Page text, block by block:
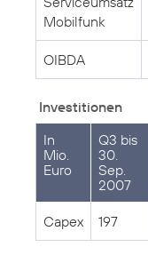
Mobilfunk
OIBDA
Investitionen
In
Mio.
Euro
Q3 bis
30.
Sep.
2007
Capex 197